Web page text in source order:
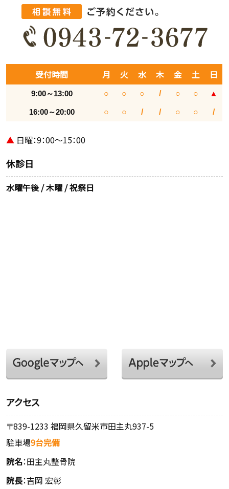
受付時間 月 火 水 木 金 土 日
9:00～13:00 ○ ○ ○ / ○ ○ ▲
16:00～20:00 ○ ○ / / ○ ○ /
▲ 日曜：9：00～15：00
休診日
水曜午後 / 木曜 / 祝祭日
アクセス
〒839-1233 福岡県久留米市田主丸937-5
駐車場9台完備
院名：田主丸整骨院
院長：吉岡 宏彰